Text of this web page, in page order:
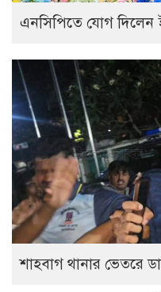
এনসিপিতে যোগ দিলেন
শাহবাগ থানার ভেতরে